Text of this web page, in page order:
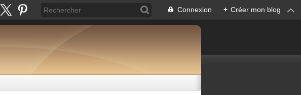
Connexion + Créer mon blog